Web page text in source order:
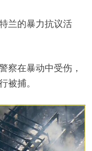
兰的暴力抗议活
察在暴动中受伤，
被捕。